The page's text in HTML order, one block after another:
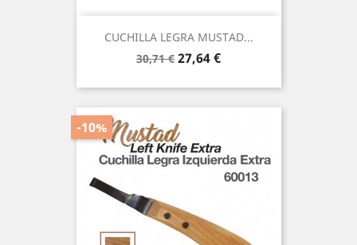
CUCHILLA LEGRA MUSTAD...
Precio
30,71 € Precio
27,64 €
-10%